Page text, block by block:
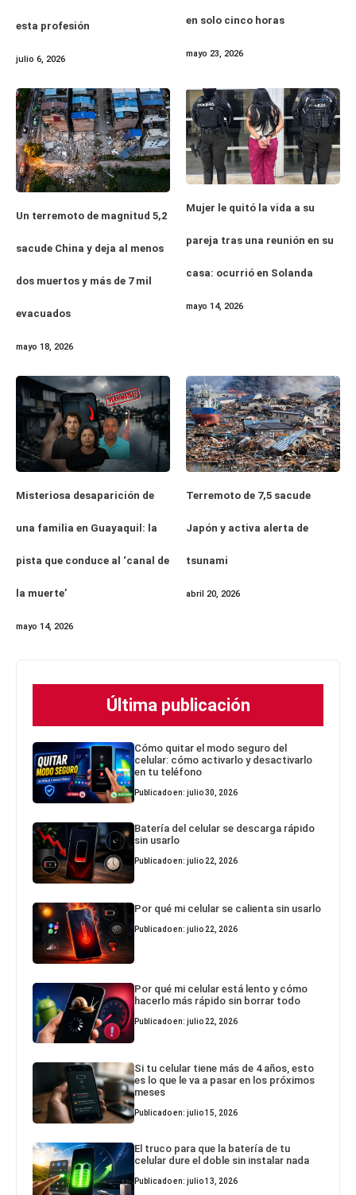
esta profesión
julio 6, 2026
en solo cinco horas
mayo 23, 2026
Un terremoto de magnitud 5,2
sacude China y deja al menos
dos muertos y más de 7 mil
evacuados
mayo 18, 2026
Mujer le quitó la vida a su
pareja tras una reunión en su
casa: ocurrió en Solanda
mayo 14, 2026
Misteriosa desaparición de
una familia en Guayaquil: la
pista que conduce al ‘canal de
la muerte’
mayo 14, 2026
Terremoto de 7,5 sacude
Japón y activa alerta de
tsunami
abril 20, 2026
Última publicación
Cómo quitar el modo seguro del
celular: cómo activarlo y desactivarlo
en tu teléfono
Publicado en: julio 30, 2026
Batería del celular se descarga rápido
sin usarlo
Publicado en: julio 22, 2026
Por qué mi celular se calienta sin usarlo
Publicado en: julio 22, 2026
Por qué mi celular está lento y cómo
hacerlo más rápido sin borrar todo
Publicado en: julio 22, 2026
Si tu celular tiene más de 4 años, esto
es lo que le va a pasar en los próximos
meses
Publicado en: julio 15, 2026
El truco para que la batería de tu
celular dure el doble sin instalar nada
Publicado en: julio 13, 2026